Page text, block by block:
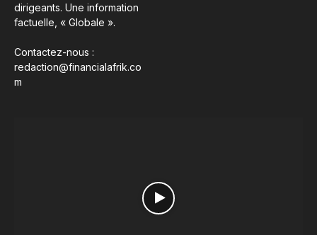
dirigeants. Une information
factuelle, « Globale ».
Contactez-nous :
redaction@financialafrik.co
m